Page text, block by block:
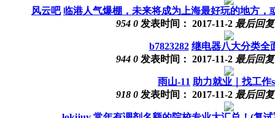
风云吧 临港人气爆棚，未来将成为上海最好玩的地方
954 0 发表时间： 2017-11-2 最后回
b7823282 继电器八大分类全
944 0 发表时间： 2017-11-2 最后回
雨山-11 助力就业｜找工作
918 0 发表时间： 2017-11-2 最后回